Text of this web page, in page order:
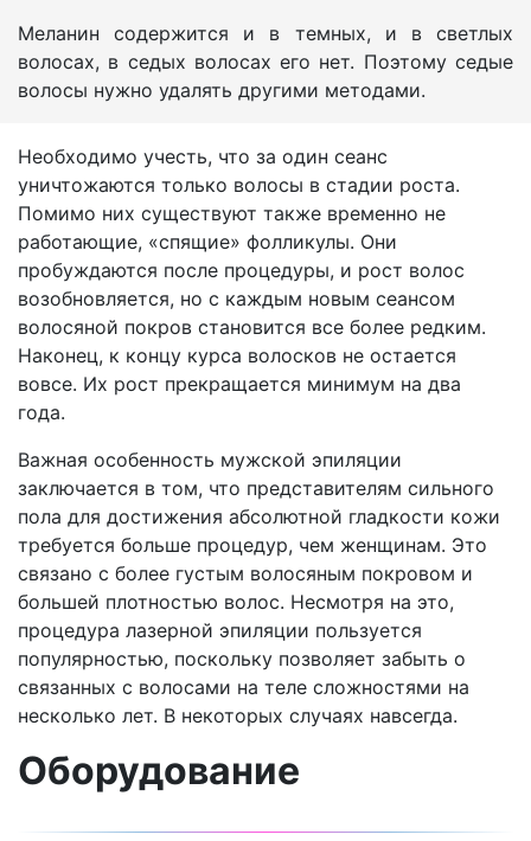
Меланин содержится и в темных, и в светлых
волосах, в седых волосах его нет. Поэтому седые
волосы нужно удалять другими методами.
Необходимо учесть, что за один сеанс
уничтожаются только волосы в стадии роста.
Помимо них существуют также временно не
работающие, «спящие» фолликулы. Они
пробуждаются после процедуры, и рост волос
возобновляется, но с каждым новым сеансом
волосяной покров становится все более редким.
Наконец, к концу курса волосков не остается
вовсе. Их рост прекращается минимум на два
года.
Важная особенность мужской эпиляции
заключается в том, что представителям сильного
пола для достижения абсолютной гладкости кожи
требуется больше процедур, чем женщинам. Это
связано с более густым волосяным покровом и
большей плотностью волос. Несмотря на это,
процедура лазерной эпиляции пользуется
популярностью, поскольку позволяет забыть о
связанных с волосами на теле сложностями на
несколько лет. В некоторых случаях навсегда.
Оборудование